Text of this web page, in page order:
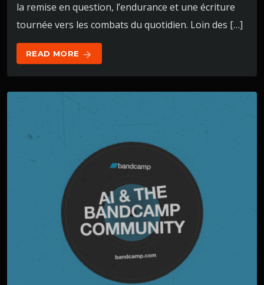
la remise en question, l’endurance et une écriture
tournée vers les combats du quotidien. Loin des […]
READ MORE arrow_forward